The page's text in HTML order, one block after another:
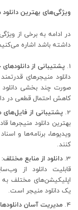
ویژگی‌های بهترین
در ادامه به برخی از
داشته باشد اشاره
پشتیبانی از
دانلود منیجرهای
صورت چند بخشی دانلود
کاهش احتمال قطعی در
پشتیبانی از
بهترین دانلود منیجرها
ویدیوها، برنامه‌ها و
کنند.
دانلود از منابع مختلف:
قابلیت دانلود از
اپلیکیشن‌های مختلف
یک دانلود منیجر است.
مدیریت آسان